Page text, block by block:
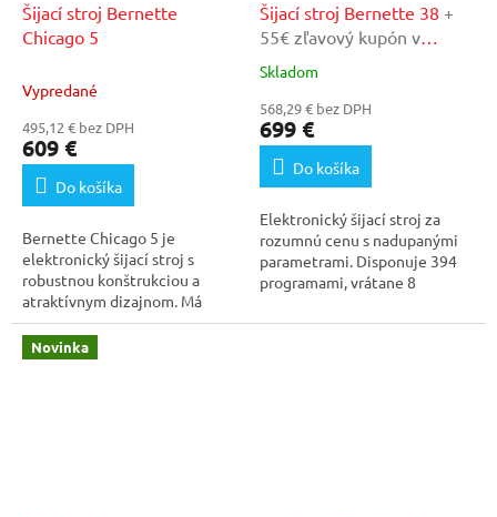
Šijací stroj Bernette
Chicago 5
Vypredané
495,12 € bez DPH
609 €
Do košíka
Bernette Chicago 5 je
elektronický šijací stroj s
robustnou konštrukciou a
atraktívnym dizajnom. Má
vstavaný navliekač hornej...
Šijací stroj Bernette 38 +
55€ zľavový kupón v
našom autorizovanom
Priemerné
produktu
je
5,0
hviezdičiek.
Skladom
568,29 € bez DPH
699 €
Do košíka
Elektronický šijací stroj za
rozumnú cenu s nadupanými
parametrami. Disponuje 394
programami, vrátane 8
Novinka